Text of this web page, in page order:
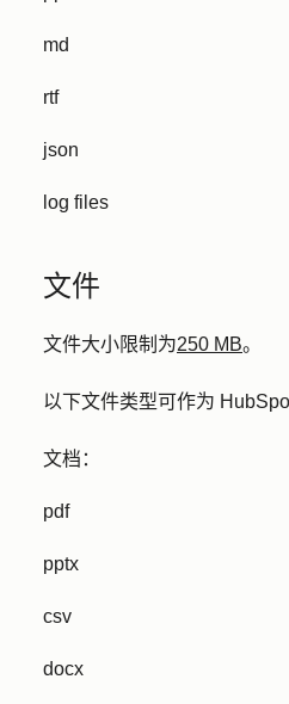
md
rtf
json
log files
文件
文件大小限制为250 MB。
以下文件类型可作为
文档：
pdf
pptx
csv
docx